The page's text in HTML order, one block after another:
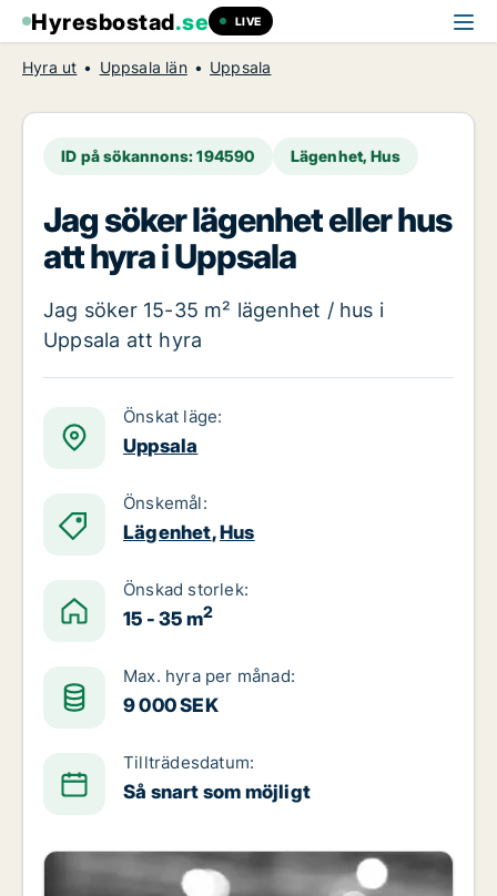
Hyresbostad.se LIVE
Hyra ut Uppsala län Uppsala
ID på sökannons: 194590 Lägenhet, Hus
Jag söker lägenhet eller hus
att hyra i Uppsala
Jag söker 15-35 m² lägenhet / hus i
Uppsala att hyra
Önskat läge:
Uppsala
Önskemål:
Lägenhet,Hus
Önskad storlek:
15 - 35 m2
Max. hyra per månad:
9 000 SEK
Tillträdesdatum:
Så snart som möjligt